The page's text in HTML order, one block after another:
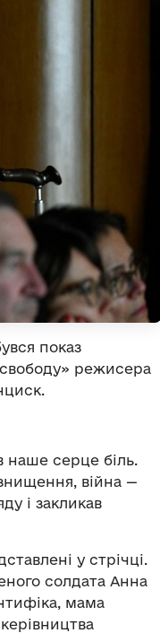
показ
режисера
наше серце біль.
війна —
і закликав
у стрічці.
солдата Анна
мама